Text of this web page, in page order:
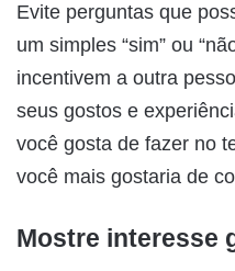
Evite perguntas que
um simples “sim” ou
incentivem a outra
seus gostos e
você gosta de fazer no
você mais gostaria de
Mostre interesse